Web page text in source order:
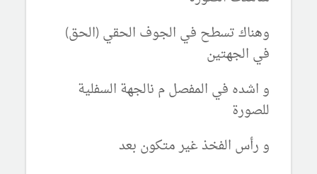
وهناك تسطح في الجوف الحقي (الحق)
في الجهتين
و اشده في المفصل م نالجهة السفلية
للصورة
و رأس الفخذ غير متكون بعد